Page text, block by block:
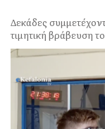
Δεκάδες
τιμητική βράβευση